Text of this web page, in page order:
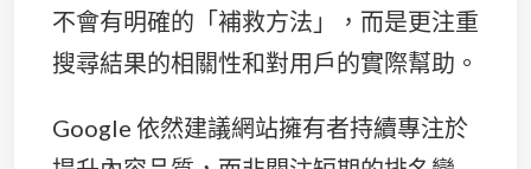
不會有明確的「補救方法」，而是更注重
搜尋結果的相關性和對用戶的實際幫助。
Google 依然建議網站擁有者持續專注於